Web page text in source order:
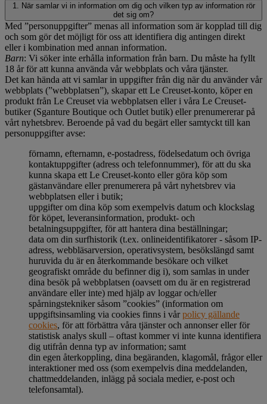
1. När samlar vi in information om dig och vilken typ av information rör
det sig om?
Med ”personuppgifter” menas all information som är kopplad till dig
och som gör det möjligt för oss att identifiera dig antingen direkt
eller i kombination med annan information.
Barn: Vi söker inte erhålla information från barn. Du måste ha fyllt
18 år för att kunna använda vår webbplats och våra tjänster.
Det kan hända att vi samlar in uppgifter från dig när du använder vår
webbplats (”webbplatsen”), skapar ett Le Creuset-konto, köper en
produkt från Le Creuset via webbplatsen eller i våra Le Creuset-
butiker (Sganture Boutique och Outlet butik) eller prenumererar på
vårt nyhetsbrev. Beroende på vad du begärt eller samtyckt till kan
personuppgifter avse:
förnamn, efternamn, e-postadress, födelsedatum och övriga
kontaktuppgifter (adress och telefonnummer), för att du ska
kunna skapa ett Le Creuset-konto eller göra köp som
gästanvändare eller prenumerera på vårt nyhetsbrev via
webbplatsen eller i butik;
uppgifter om dina köp som exempelvis datum och klockslag
för köpet, leveransinformation, produkt- och
betalningsuppgifter, för att hantera dina beställningar;
data om din surfhistorik (t.ex. onlineidentifikatorer - såsom IP-
adress, webbläsarversion, operativsystem, besökslängd samt
huruvida du är en återkommande besökare och vilket
geografiskt område du befinner dig i), som samlas in under
dina besök på webbplatsen (oavsett om du är en registrerad
användare eller inte) med hjälp av loggar och/eller
spårningstekniker såsom ”cookies” (information om
uppgiftsinsamling via cookies finns i vårpolicy gällande
cookies, för att förbättra våra tjänster och annonser eller för
statistisk analys skull – oftast kommer vi inte kunna identifiera
dig utifrån denna typ av information; samt
din egen återkoppling, dina begäranden, klagomål, frågor eller
interaktioner med oss (som exempelvis dina meddelanden,
chattmeddelanden, inlägg på sociala medier, e-post och
telefonsamtal).